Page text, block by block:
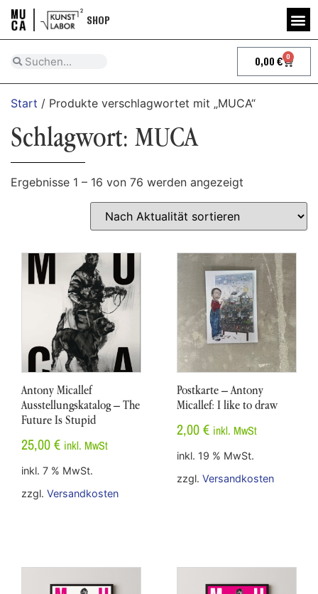
SHOP
0,00 € 0
Start / Produkte verschlagwortet mit „MUCA“
Schlagwort: MUCA
Ergebnisse 1 – 16 von 76 werden angezeigt
Antony Micallef
Ausstellungskatalog – The
Future Is Stupid
25,00€ inkl. MwSt
inkl. 7 % MwSt.
zzgl. Versandkosten
Postkarte – Antony
Micallef: I like to draw
2,00€ inkl. MwSt
inkl. 19 % MwSt.
zzgl. Versandkosten